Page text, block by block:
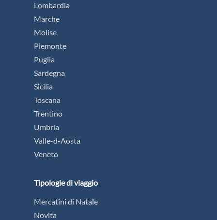
Lombardia
Marche
Molise
Piemonte
Puglia
Sardegna
Sicilia
Toscana
Trentino
Umbria
Valle-d-Aosta
Veneto
Tipologie di viaggio
Mercatini di Natale
Novita